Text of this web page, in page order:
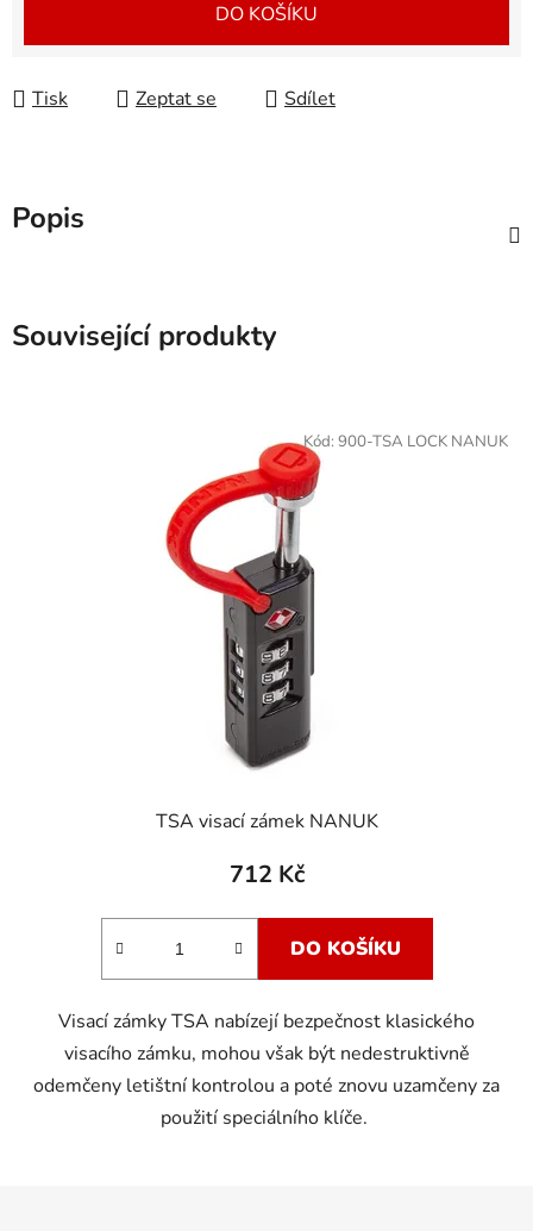
DO KOŠÍKU
Tisk Zeptat se Sdílet
Popis
Související produkty
TSA visací zámek NANUK
712 Kč
DO KOŠÍKU
Visací zámky TSA nabízejí bezpečnost klasického
visacího zámku, mohou však být nedestruktivně
odemčeny letištní kontrolou a poté znovu uzamčeny za
použití speciálního klíče.
Kód: 900-TSA LOCK NANUK